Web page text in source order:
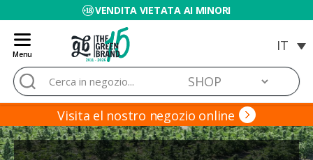
VENDITA VIETATA AI MINORI
Menu
Blog
de
Grow
Barato
Cerca:
Visita el nostro negozio online